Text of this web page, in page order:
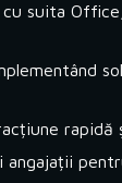
suita
rapidă